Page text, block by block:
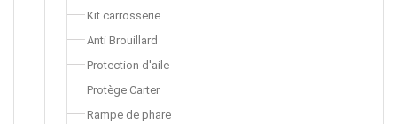
Kit carrosserie
Anti Brouillard
Protection d'aile
Protège Carter
Rampe de phare